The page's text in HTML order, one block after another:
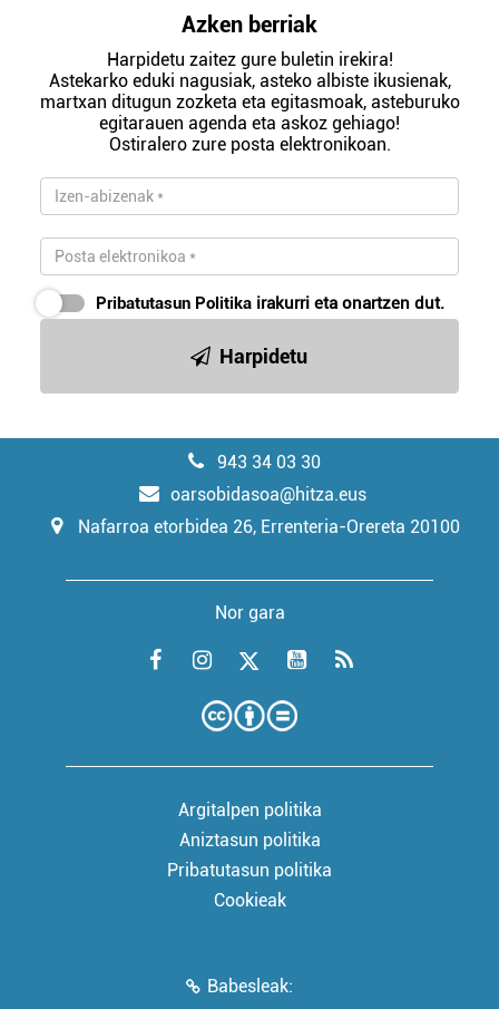
Azken berriak
Harpidetu zaitez gure buletin irekira!
Astekarko eduki nagusiak, asteko albiste ikusienak,
martxan ditugun zozketa eta egitasmoak, asteburuko
egitarauen agenda eta askoz gehiago!
Ostiralero zure posta elektronikoan.
Pribatutasun Politika irakurri eta onartzen dut.
Harpidetu
943 34 03 30
oarsobidasoa@hitza.eus
Nafarroa etorbidea 26, Errenteria-Orereta 20100
Nor gara
Argitalpen politika
Aniztasun politika
Pribatutasun politika
Cookieak
Babesleak: